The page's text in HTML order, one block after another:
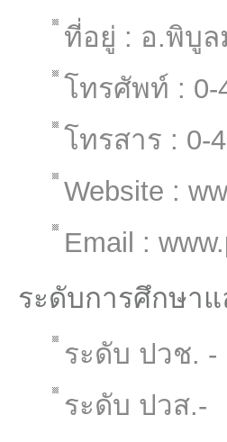
ที่อยู่ : อ.พิบูล
โทรศัพท์ : 0-
โทรสาร : 0-
Website :
Email :
ระดับการศึกษา
ระดับ ปวช. -
ระดับ ปวส.-